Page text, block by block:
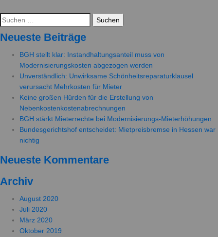
Suchen
nach:
Neueste Beiträge
BGH stellt klar: Instandhaltungsanteil muss von
Modernisierungskosten abgezogen werden
Unverständlich: Unwirksame Schönheitsreparaturklausel
verursacht Mehrkosten für Mieter
Keine großen Hürden für die Erstellung von
Nebenkostenkostenabrechnungen
BGH stärkt Mieterrechte bei Modernisierungs-Mieterhöhungen
Bundesgerichtshof entscheidet: Mietpreisbremse in Hessen war
nichtig
Neueste Kommentare
Archiv
August 2020
Juli 2020
März 2020
Oktober 2019